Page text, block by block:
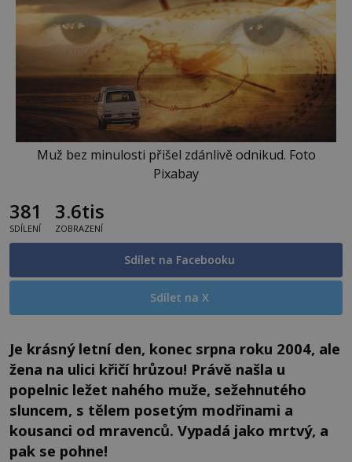
Muž bez minulosti přišel zdánlivě odnikud. Foto
Pixabay
381
SDÍLENÍ
3.6tis
ZOBRAZENÍ
Sdílet na Facebooku
Sdílet na X
Je krásný letní den, konec srpna roku 2004, ale
žena na ulici křičí hrůzou! Právě našla u
popelnic ležet nahého muže, sežehnutého
sluncem, s tělem posetým modřinami a
kousanci od mravenců. Vypadá jako mrtvý, a
pak se pohne!